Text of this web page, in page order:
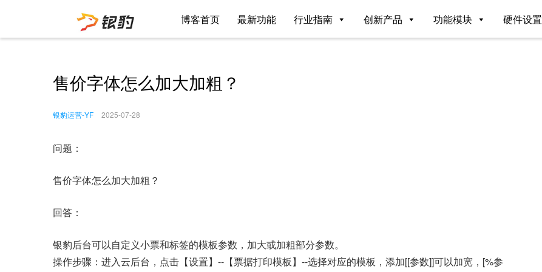
博客首页 最新功能 行业指南 创新产品 功能模块 硬件设置
售价字体怎么加大加粗？
银豹运营-YF 2025-07-28
问题：
售价字体怎么加大加粗？
回答：
银豹后台可以自定义小票和标签的模板参数，加大或加粗部分参数。
操作步骤：进入云后台，点击【设置】--【票据打印模板】--选择对应的模板，添加[[参数]]可以加宽，[%参